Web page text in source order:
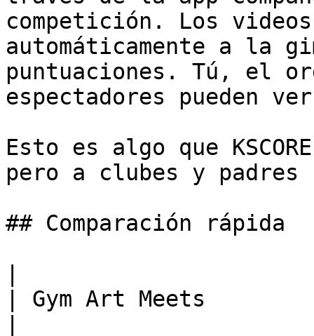
competición. Los
automáticamente a la
puntuaciones. Tú, el
espectadores pueden
Esto es algo que
pero a clubes y
## Comparación rápida
| Gym Art Meets